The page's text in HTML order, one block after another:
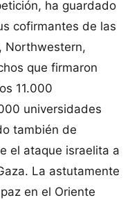
ha guardado
cofirmantes de las
Northwestern,
que firmaron
11.000
universidades
también de
el ataque israelita a
La astutamente
en el Oriente